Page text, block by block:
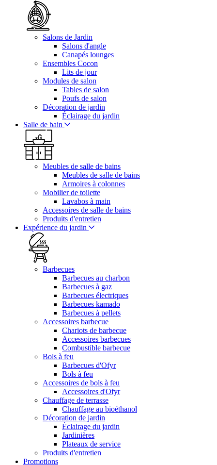
Salons de Jardin
Salons d'angle
Canapés lounges
Ensembles Cocon
Lits de jour
Modules de salon
Tables de salon
Poufs de salon
Décoration de jardin
Éclairage du jardin
Salle de bain
Meubles de salle de bains
Meubles de salle de bains
Armoires à colonnes
Mobilier de toilette
Lavabos à main
Accessoires de salle de bains
Produits d'entretien
Expérience du jardin
Barbecues
Barbecues au charbon
Barbecues à gaz
Barbecues électriques
Barbecues kamado
Barbecues à pellets
Accessoires barbecue
Chariots de barbecue
Accessoires barbecues
Combustible barbecue
Bols à feu
Barbecues d'Ofyr
Bols à feu
Accessoires de bols à feu
Accessoires d'Ofyr
Chauffage de terrasse
Chauffage au bioéthanol
Décoration de jardin
Éclairage du jardin
Jardinières
Plateaux de service
Produits d'entretien
Promotions